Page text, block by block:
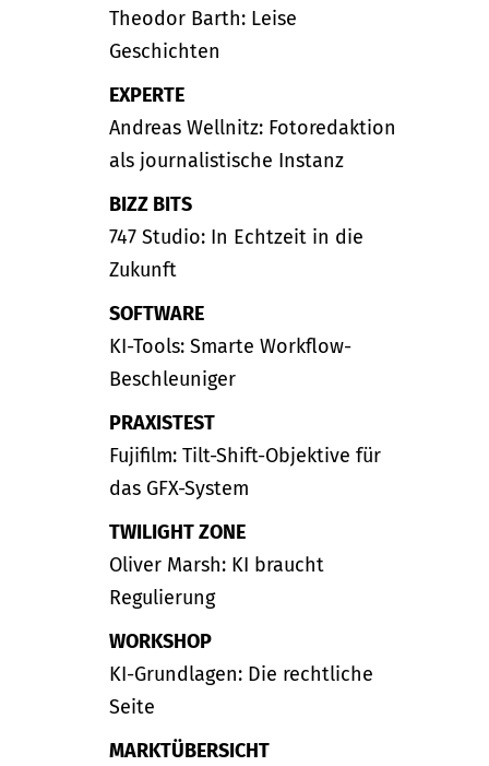
Theodor Barth: Leise
Geschichten
EXPERTE
Andreas Wellnitz: Fotoredaktion
als journalistische Instanz
BIZZ BITS
747 Studio: In Echtzeit in die
Zukunft
SOFTWARE
KI-Tools: Smarte Workflow-
Beschleuniger
PRAXISTEST
Fujifilm: Tilt-Shift-Objektive für
das GFX-System
TWILIGHT ZONE
Oliver Marsh: KI braucht
Regulierung
WORKSHOP
KI-Grundlagen: Die rechtliche
Seite
MARKTÜBERSICHT